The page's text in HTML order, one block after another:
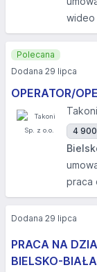
wideo
OPERATOR/
4
praca
Polecana
Dodana 29 lipca
PRACA NA
BIELSKO-BIAŁA​
Dodana 29 lipca